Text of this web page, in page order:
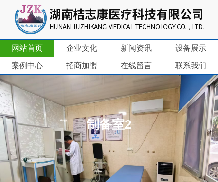
网站首页 企业文化 新闻资讯 设备展示
案例中心 招商加盟 在线留言 联系我们
制备室2